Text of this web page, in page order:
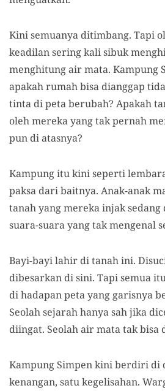
Kini semuanya ditimbang. Tapi
keadilan sering kali sibuk
menghitung air mata. Kampung
apakah rumah bisa dianggap
tinta di peta berubah? Apakah
oleh mereka yang tak pernah
pun di atasnya?
Kampung itu kini seperti
paksa dari baitnya. Anak-anak
tanah yang mereka injak
suara-suara yang tak mengenal
Bayi-bayi lahir di tanah ini.
dibesarkan di sini. Tapi semua
di hadapan peta yang garisnya
Seolah sejarah hanya sah jika
diingat. Seolah air mata tak
Kampung Simpen kini berdiri di
kenangan, satu kegelisahan.